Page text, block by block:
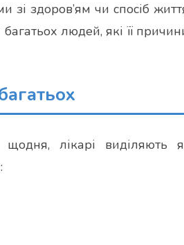
здоров’ям чи спосіб
людей, які її
лікарі виділяють